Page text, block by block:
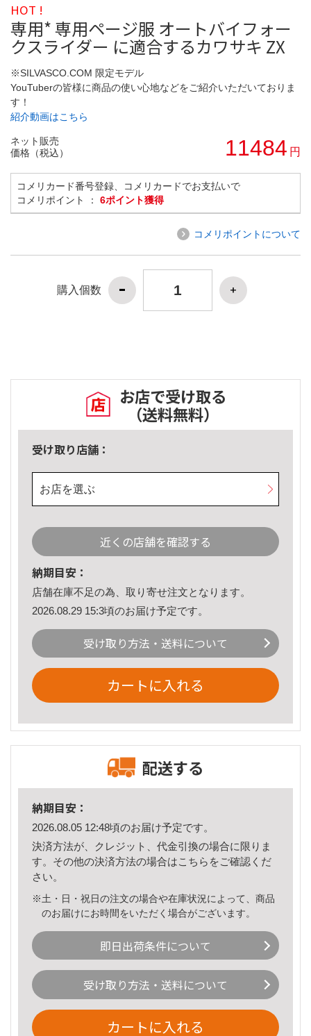
HOT !
専用* 専用ページ服 オートバイフォー
クスライダー に適合するカワサキ ZX
※SILVASCO.COM 限定モデル
YouTuberの皆様に商品の使い心地などをご紹介いただいておりま
す！
紹介動画はこちら
ネット販売
価格（税込）
11484 円
コメリカード番号登録、コメリカードでお支払いで
コメリポイント ： 6ポイント獲得
コメリポイントについて
購入個数
お店で受け取る
（送料無料）
受け取り店舗：
お店を選ぶ
近くの店舗を確認する
納期目安：
店舗在庫不足の為、取り寄せ注文となります。
2026.08.29 15:3頃のお届け予定です。
受け取り方法・送料について
カートに入れる
配送する
納期目安：
2026.08.05 12:48頃のお届け予定です。
決済方法が、クレジット、代金引換の場合に限りま
す。その他の決済方法の場合はこちら をご確認くだ
さい。
※土・日・祝日の注文の場合や在庫状況によって、商品
のお届けにお時間をいただく場合がございます。
即日出荷条件について
受け取り方法・送料について
カートに入れる